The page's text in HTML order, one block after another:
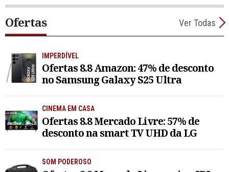
Ofertas Ver Todas
IMPERDÍVEL
Ofertas 8.8 Amazon: 47% de desconto
no Samsung Galaxy S25 Ultra
CINEMA EM CASA
Ofertas 8.8 Mercado Livre: 57% de
desconto na smart TV UHD da LG
SOM PODEROSO